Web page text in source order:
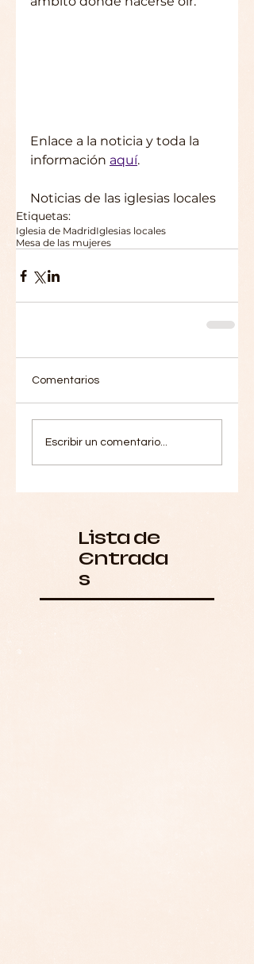
Enlace a la noticia y toda la
información aquí.
Noticias de las iglesias locales
Etiquetas:
Iglesia de MadridIglesias locales
Mesa de las mujeres
Comentarios
Escribir un comentario...
Lista de
Entrada
s